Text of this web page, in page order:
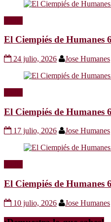
El Ciempiés de Humanes
24 julio, 2026 Jose Humanes
El Ciempiés de Humanes
17 julio, 2026 Jose Humanes
El Ciempiés de Humanes
10 julio, 2026 Jose Humanes